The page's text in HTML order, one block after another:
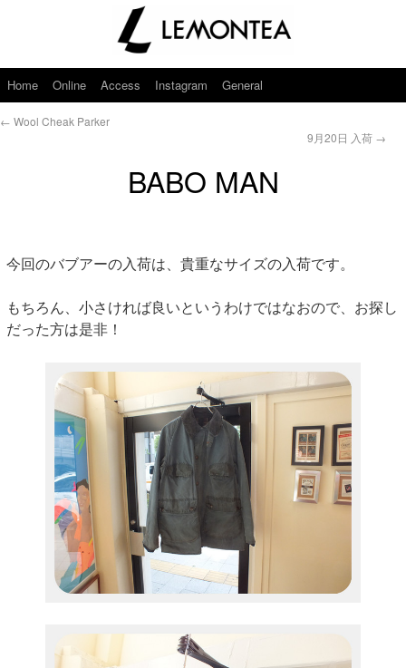
Home Online Access Instagram General
← Wool Cheak Parker
9月20日 入荷 →
BABO MAN
今回のバブアーの入荷は、貴重なサイズの入荷です。
もちろん、小さければ良いというわけではなおので、お探し
だった方は是非！